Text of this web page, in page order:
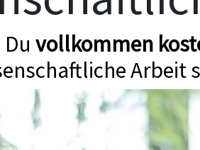
vollkommen